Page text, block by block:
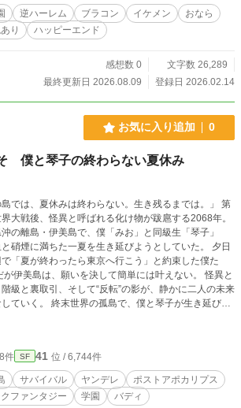
あるいは世界全体……そして何よりも大切な「私た
の輝き」が悪に脅かされる時、私たちは「エンゼリ
ント」に変身するしかないの。「ピンキー・シュガ
」は、禍々しく冷酷な悪党たちから世界を救うわ。当
宙は私たちを愛しているから絶対に勝つの。でも、お
い体から放たれる神秘的で聖なる力……悲劇的な恋に
がら世界を救う、天使の香りを纏った私たちの「甘い
詰まったこの物語に、あなたも付き合って。だっ
逆ハーレム ブラコン イケメン
おなら
り ハッピーエンド
感想数 0
文字数 26,289
最終更新日 2026.08.09
登録日 2026.02.14
お気に入り追加 0
僕と琴子の終わらない夏休み
島では、夏休みは終わらない。生き残るまでは。」 第
大戦後、怪異と呼ばれる化け物が跋扈する2068年。
の離島・伊美島で、僕「みお」と同級生「琴子」
硝煙に満ちた一夏を生き延びようとしていた。 夕日
「夏が終わったら東京へ行こう」と約束した僕た
が伊美島は、願いを決して簡単には叶えない。 怪異と
級と裏取引、そして“反転”の影が、静かに二人の未来
界の孤島で、僕と琴子が生き延びよ
“終わらない夏休み”の物語。
件 SF 41 位 / 6,744件
サバイバル ヤンデレ
ポストアポカリプス
ファンタジー 学園 バディ